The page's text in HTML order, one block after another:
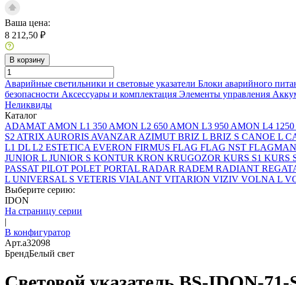
Ваша цена:
8 212,50 ₽
В корзину
Аварийные светильники и световые указатели Блоки аварийного
безопасности Аксессуары и комплектация Элементы управления
Неликвиды
Каталог
ADAMAT AMON L1 350 AMON L2 650 AMON L3 950 AMON L4 1250
S2 ATRIX AURORIS AVANZAR AZIMUT BRIZ L BRIZ S CANOE L
L1 DL L2 ESTETICA EVERON FIRMUS FLAG FLAG NST FLAGMAN
JUNIOR L JUNIOR S KONTUR KRON KRUGOZOR KURS S1 KURS
PASSAT PILOT POLET PORTAL RADAR RADEM RADIANT
L UNIVERSAL S VETERIS VIALANT VITARION VIZIV VOLNA L
Выберите серию:
IDON
На страницу серии
|
В конфигуратор
Арт.a32098
БрендБелый свет